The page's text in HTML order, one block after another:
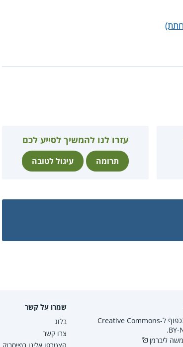
עזרו לנו להמשיך לסייע לכם
תרומה עיגול לטובה
התוכן מוגש בכפוף ל-Creative Commons
BY-
ליברמן
שמרו על קשר
בלוג
צרו קשר